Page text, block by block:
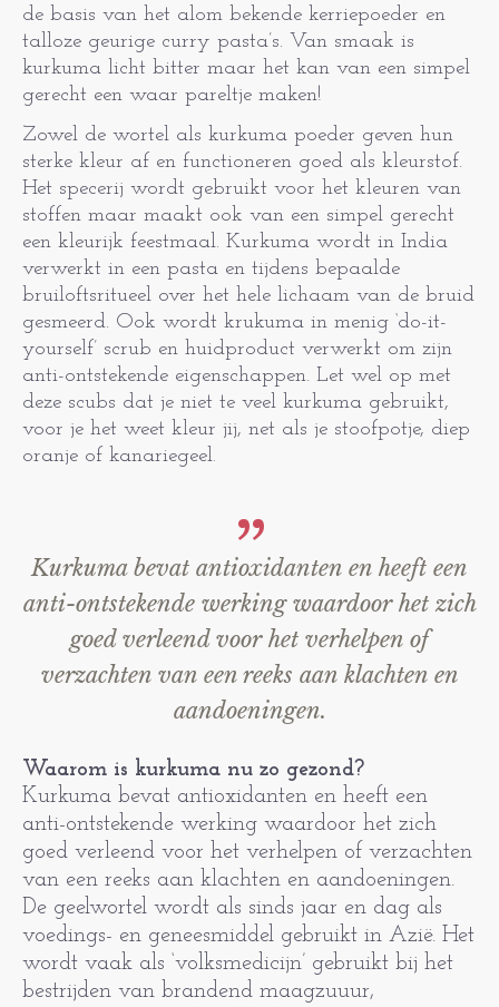
de basis van het alom bekende kerriepoeder en
talloze geurige curry pasta’s. Van smaak is
kurkuma licht bitter maar het kan van een simpel
gerecht een waar pareltje maken!
Zowel de wortel als kurkuma poeder geven hun
sterke kleur af en functioneren goed als kleurstof.
Het specerij wordt gebruikt voor het kleuren van
stoffen maar maakt ook van een simpel gerecht
een kleurijk feestmaal. Kurkuma wordt in India
verwerkt in een pasta en tijdens bepaalde
bruiloftsritueel over het hele lichaam van de bruid
gesmeerd. Ook wordt krukuma in menig ‘do-it-
yourself’ scrub en huidproduct verwerkt om zijn
anti-ontstekende eigenschappen. Let wel op met
deze scubs dat je niet te veel kurkuma gebruikt,
voor je het weet kleur jij, net als je stoofpotje, diep
oranje of kanariegeel.
Kurkuma bevat antioxidanten en heeft een
anti-ontstekende werking waardoor het zich
goed verleend voor het verhelpen of
verzachten van een reeks aan klachten en
aandoeningen.
Waarom is kurkuma nu zo gezond?
Kurkuma bevat antioxidanten en heeft een
anti-ontstekende werking waardoor het zich
goed verleend voor het verhelpen of verzachten
van een reeks aan klachten en aandoeningen.
De geelwortel wordt als sinds jaar en dag als
voedings- en geneesmiddel gebruikt in Azië. Het
wordt vaak als ‘volksmedicijn’ gebruikt bij het
bestrijden van brandend maagzuuur,